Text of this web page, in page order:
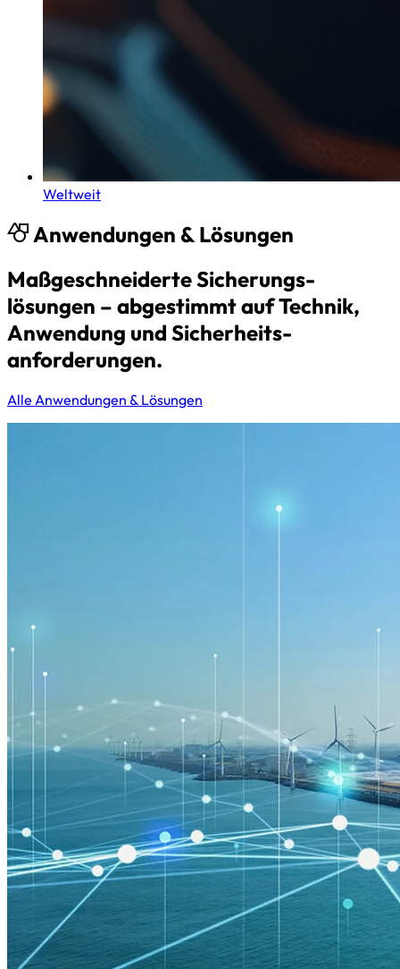
Weltweit
Anwendungen & Lösungen
Maßgeschneiderte Sicherungs­
lösungen – abgestimmt auf Technik,
Anwendung und Sicherheits­
anforderungen.
Alle Anwendungen & Lösungen